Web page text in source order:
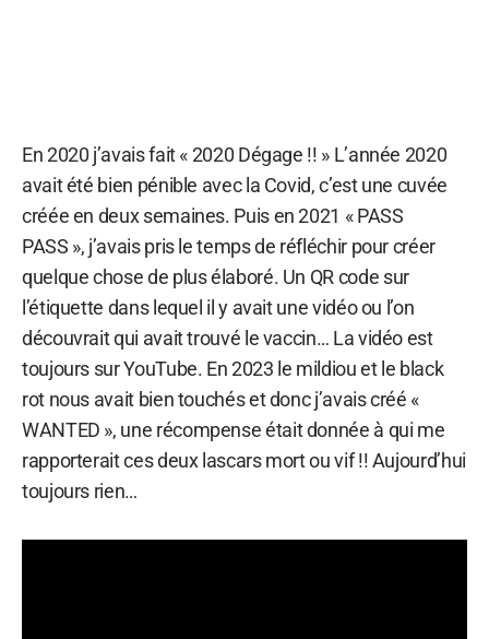
En 2020 j’avais fait « 2020 Dégage !! » L’année 2020
avait été bien pénible avec la Covid, c’est une cuvée
créée en deux semaines. Puis en 2021 « PASS
PASS », j’avais pris le temps de réfléchir pour créer
quelque chose de plus élaboré. Un QR code sur
l’étiquette dans lequel il y avait une vidéo ou l’on
découvrait qui avait trouvé le vaccin… La vidéo est
toujours sur YouTube. En 2023 le mildiou et le black
rot nous avait bien touchés et donc j’avais créé «
WANTED », une récompense était donnée à qui me
rapporterait ces deux lascars mort ou vif !! Aujourd’hui
toujours rien…